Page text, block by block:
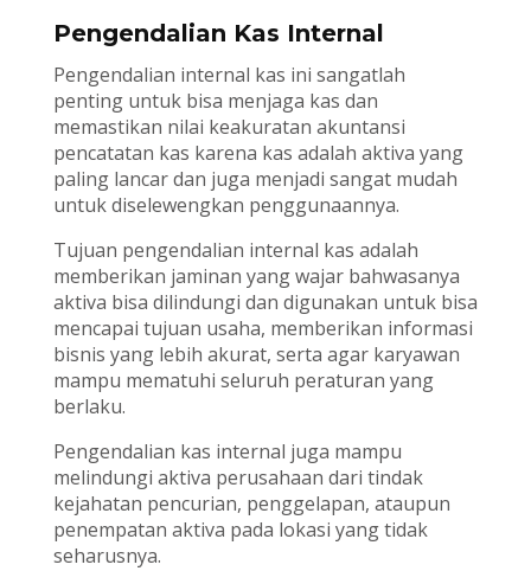
Pengendalian Kas Internal
Pengendalian internal kas ini sangatlah
penting untuk bisa menjaga kas dan
memastikan nilai keakuratan akuntansi
pencatatan kas karena kas adalah aktiva yang
paling lancar dan juga menjadi sangat mudah
untuk diselewengkan penggunaannya.
Tujuan pengendalian internal kas adalah
memberikan jaminan yang wajar bahwasanya
aktiva bisa dilindungi dan digunakan untuk bisa
mencapai tujuan usaha, memberikan informasi
bisnis yang lebih akurat, serta agar karyawan
mampu mematuhi seluruh peraturan yang
berlaku.
Pengendalian kas internal juga mampu
melindungi aktiva perusahaan dari tindak
kejahatan pencurian, penggelapan, ataupun
penempatan aktiva pada lokasi yang tidak
seharusnya.